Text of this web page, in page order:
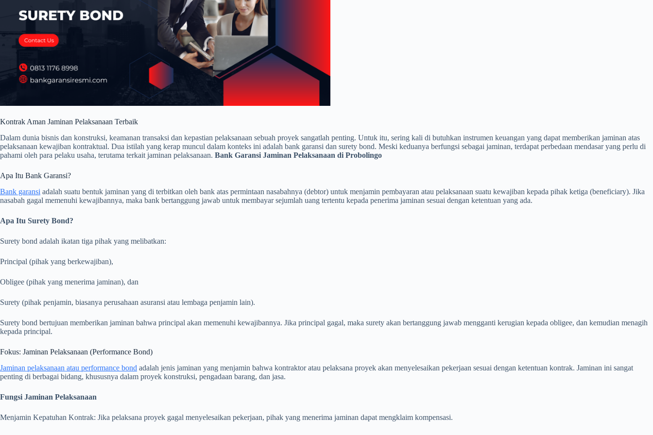
Kontrak Aman Jaminan Pelaksanaan Terbaik
Dalam dunia bisnis dan konstruksi, keamanan transaksi dan kepastian pelaksanaan sebuah proyek sangatlah penting. Untuk itu, sering kali di butuhkan instrumen keuangan yang dapat memberikan jaminan atas
pelaksanaan kewajiban kontraktual. Dua istilah yang kerap muncul dalam konteks ini adalah bank garansi dan surety bond. Meski keduanya berfungsi sebagai jaminan, terdapat perbedaan mendasar yang perlu di
pahami oleh para pelaku usaha, terutama terkait jaminan pelaksanaan. Bank Garansi Jaminan Pelaksanaan di Probolingo
Apa Itu Bank Garansi?
Bank garansi adalah suatu bentuk jaminan yang di terbitkan oleh bank atas permintaan nasabahnya (debtor) untuk menjamin pembayaran atau pelaksanaan suatu kewajiban kepada pihak ketiga (beneficiary). Jika
nasabah gagal memenuhi kewajibannya, maka bank bertanggung jawab untuk membayar sejumlah uang tertentu kepada penerima jaminan sesuai dengan ketentuan yang ada.
Apa Itu Surety Bond?
Surety bond adalah ikatan tiga pihak yang melibatkan:
Principal (pihak yang berkewajiban),
Obligee (pihak yang menerima jaminan), dan
Surety (pihak penjamin, biasanya perusahaan asuransi atau lembaga penjamin lain).
Surety bond bertujuan memberikan jaminan bahwa principal akan memenuhi kewajibannya. Jika principal gagal, maka surety akan bertanggung jawab mengganti kerugian kepada obligee, dan kemudian menagih
kepada principal.
Fokus: Jaminan Pelaksanaan (Performance Bond)
Jaminan pelaksanaan atau performance bond adalah jenis jaminan yang menjamin bahwa kontraktor atau pelaksana proyek akan menyelesaikan pekerjaan sesuai dengan ketentuan kontrak. Jaminan ini sangat
penting di berbagai bidang, khususnya dalam proyek konstruksi, pengadaan barang, dan jasa.
Fungsi Jaminan Pelaksanaan
Menjamin Kepatuhan Kontrak: Jika pelaksana proyek gagal menyelesaikan pekerjaan, pihak yang menerima jaminan dapat mengklaim kompensasi.